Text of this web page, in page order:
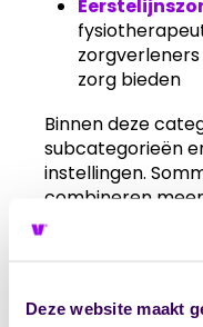
Deze website maakt
zorg bieden
Binnen deze
subcategorieën
instellingen.
combineren
zorggroep die
aanbiedt. Ook